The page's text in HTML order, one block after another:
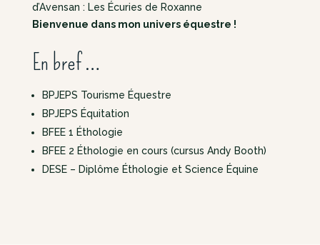
d’Avensan : Les Écuries de Roxanne
Bienvenue dans mon univers équestre !
En bref …
BPJEPS Tourisme Équestre
BPJEPS Équitation
BFEE 1 Éthologie
BFEE 2 Éthologie en cours (cursus Andy Booth)
DESE – Diplôme Éthologie et Science Équine